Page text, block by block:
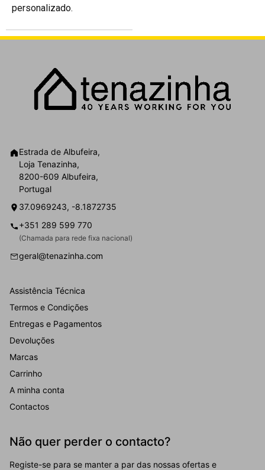
personalizado.
Estrada de Albufeira,
Loja Tenazinha,
8200-609 Albufeira,
Portugal
37.0969243, -8.1872735
+351 289 599 770
(Chamada para rede fixa nacional)
geral@tenazinha.com
Assistência Técnica
Termos e Condições
Entregas e Pagamentos
Devoluções
Marcas
Carrinho
A minha conta
Contactos
Não quer perder o contacto?
Registe-se para se manter a par das nossas ofertas e